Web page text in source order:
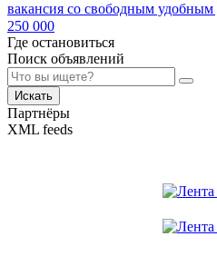
вакансия со свободным
250 000
Где остановиться
Поиск объявлений
Искать
Партнёры
XML feeds